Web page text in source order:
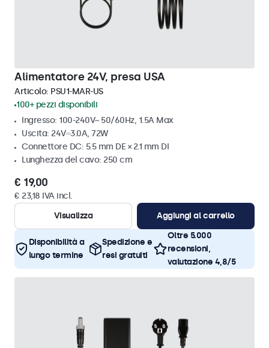
Alimentatore 24V, presa USA
Articolo: PSU1-MAR-US
100+ pezzi disponibili
Ingresso: 100-240V~ 50/60Hz, 1.5A Max
Uscita: 24V⎓3.0A, 72W
Connettore DC: 5.5 mm DE × 2.1 mm DI
Lunghezza del cavo: 250 cm
€ 19,00
€ 23,18 IVA incl.
Visualizza
Aggiungi al carrello
Disponibilità a
lungo termine
Spedizione e
resi gratuiti
Oltre 5.000
recensioni,
valutazione 4,8/5